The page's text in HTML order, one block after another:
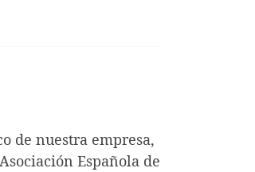
de nuestra empresa,
Española de